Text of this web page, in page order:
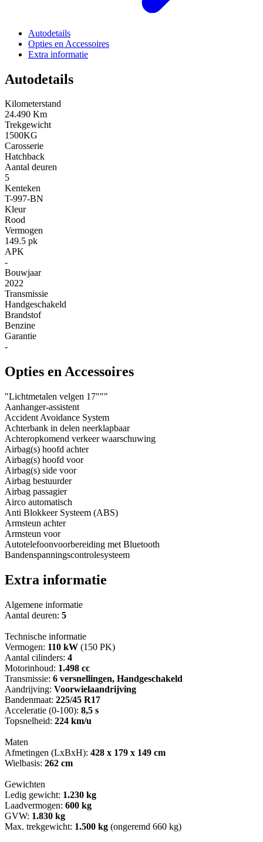
Autodetails
Opties en Accessoires
Extra informatie
Autodetails
Kilometerstand
24.490 Km
Trekgewicht
1500KG
Carosserie
Hatchback
Aantal deuren
5
Kenteken
T-997-BN
Kleur
Rood
Vermogen
149.5 pk
APK
-
Bouwjaar
2022
Transmissie
Handgeschakeld
Brandstof
Benzine
Garantie
-
Opties en Accessoires
"Lichtmetalen velgen 17"""
Aanhanger-assistent
Accident Avoidance System
Achterbank in delen neerklapbaar
Achteropkomend verkeer waarschuwing
Airbag(s) hoofd achter
Airbag(s) hoofd voor
Airbag(s) side voor
Airbag bestuurder
Airbag passagier
Airco automatisch
Anti Blokkeer Systeem (ABS)
Armsteun achter
Armsteun voor
Autotelefoonvoorbereiding met Bluetooth
Bandenspanningscontrolesysteem
Extra informatie
Algemene informatie
Aantal deuren: 5
Technische informatie
Vermogen: 110 kW (150 PK)
Aantal cilinders: 4
Motorinhoud: 1.498 cc
Transmissie: 6 versnellingen, Handgeschakeld
Aandrijving: Voorwielaandrijving
Bandenmaat: 225/45 R17
Acceleratie (0-100): 8,5 s
Topsnelheid: 224 km/u
Maten
Afmetingen (LxBxH): 428 x 179 x 149 cm
Wielbasis: 262 cm
Gewichten
Ledig gewicht: 1.230 kg
Laadvermogen: 600 kg
GVW: 1.830 kg
Max. trekgewicht: 1.500 kg (ongeremd 660 kg)